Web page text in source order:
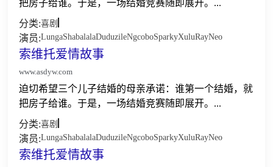
把房子给谁。于是，一场结婚竞赛随即展开。...
分类:喜剧
演员:LungaShabalalaDuduzileNgcoboSparkyXuluRayNeo
索维托爱情故事
www.asdyw.com
迫切希望三个儿子结婚的母亲承诺：谁第一个结婚，就
把房子给谁。于是，一场结婚竞赛随即展开。...
分类:喜剧
演员:LungaShabalalaDuduzileNgcoboSparkyXuluRayNeo
索维托爱情故事